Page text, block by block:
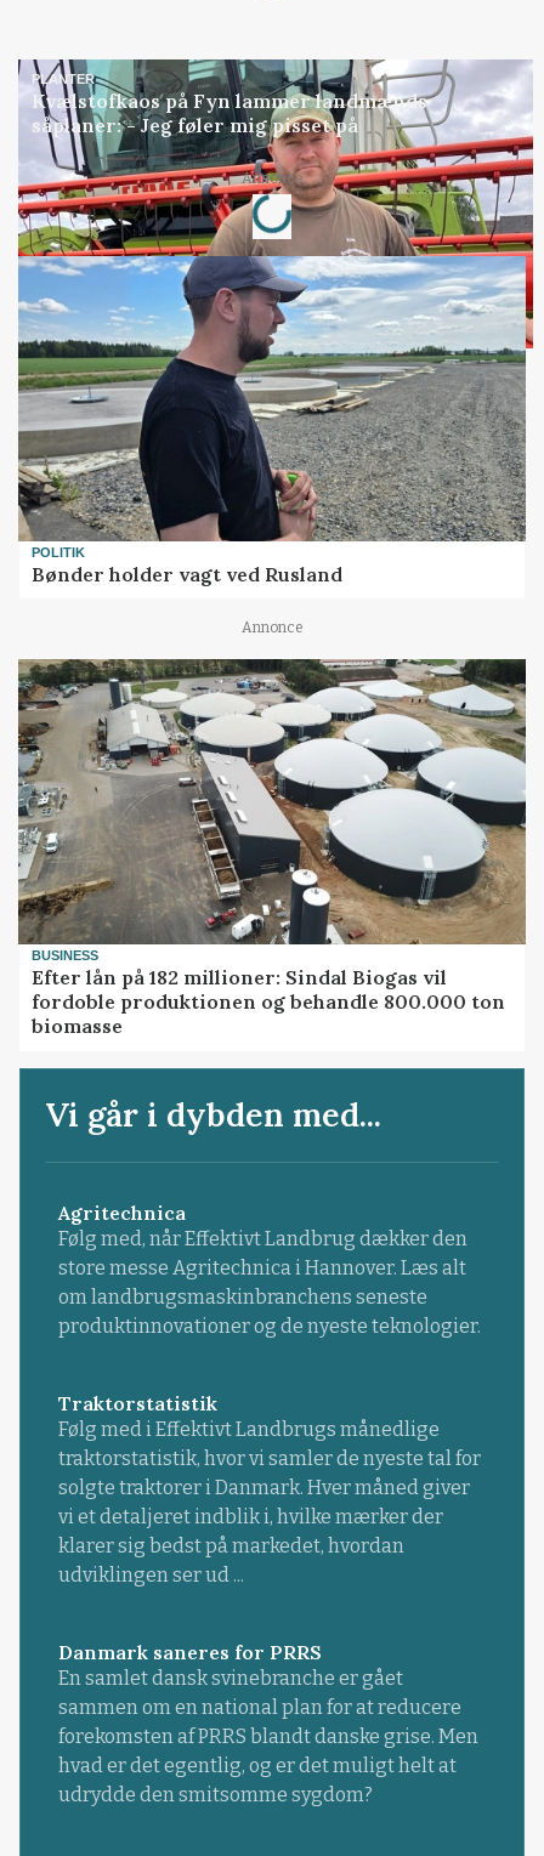
PLANTER
Kvælstofkaos på Fyn lammer landmænds
såplaner: - Jeg føler mig pisset på
Annonce
Loading...
POLITIK
Bønder holder vagt ved Rusland
Annonce
BUSINESS
Efter lån på 182 millioner: Sindal Biogas vil
fordoble produktionen og behandle 800.000 ton
biomasse
Vi går i dybden med...
Agritechnica
Følg med, når Effektivt Landbrug dækker den
store messe Agritechnica i Hannover. Læs alt
om landbrugsmaskinbranchens seneste
produktinnovationer og de nyeste teknologier.
Traktorstatistik
Følg med i Effektivt Landbrugs månedlige
traktorstatistik, hvor vi samler de nyeste tal for
solgte traktorer i Danmark. Hver måned giver
vi et detaljeret indblik i, hvilke mærker der
klarer sig bedst på markedet, hvordan
udviklingen ser ud ...
Danmark saneres for PRRS
En samlet dansk svinebranche er gået
sammen om en national plan for at reducere
forekomsten af PRRS blandt danske grise. Men
hvad er det egentlig, og er det muligt helt at
udrydde den smitsomme sygdom?